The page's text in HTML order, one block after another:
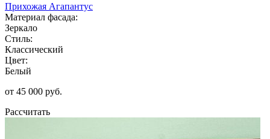
Прихожая Агапантус
Материал фасада:
Зеркало
Стиль:
Классический
Цвет:
Белый
от 45 000 руб.
Рассчитать